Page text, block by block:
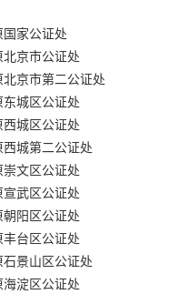
家公证处
京市公证处
京市第二公证处
城区公证处
城区公证处
城第二公证处
文区公证处
武区公证处
阳区公证处
台区公证处
景山区公证处
淀区公证处